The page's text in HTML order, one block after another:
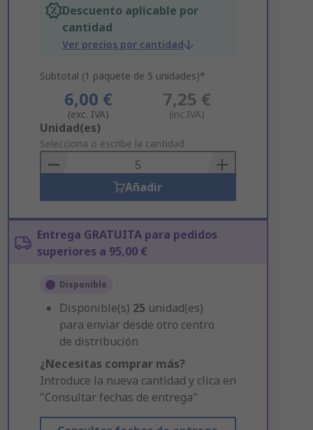
Descuento aplicable por
cantidad
Ver precios por cantidad
Subtotal (1 paquete de 5 unidades)*
6,00 €
(exc. IVA)
7,25 €
(inc.IVA)
Add
to
Basket
Unidad(es)
Selecciona o escribe la cantidad
Añadir
Entrega GRATUITA para pedidos
superiores a 95,00 €
Disponible
Disponible(s) 25 unidad(es)
para enviar desde otro centro
de distribución
¿Necesitas comprar más?
Introduce la nueva cantidad y clica en
"Consultar fechas de entrega"